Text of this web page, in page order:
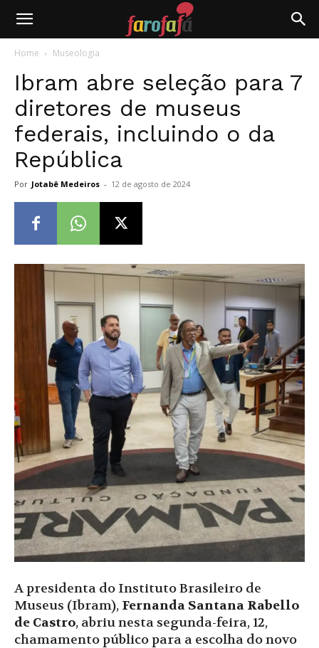
Farofafá
Home Museologia
Ibram abre seleção para 7
diretores de museus
federais, incluindo o da
República
Por Jotabê Medeiros - 12 de agosto de 2024
A presidenta do Instituto Brasileiro de
Museus (Ibram), Fernanda Santana Rabello
de Castro, abriu nesta segunda-feira, 12,
chamamento público para a escolha do novo